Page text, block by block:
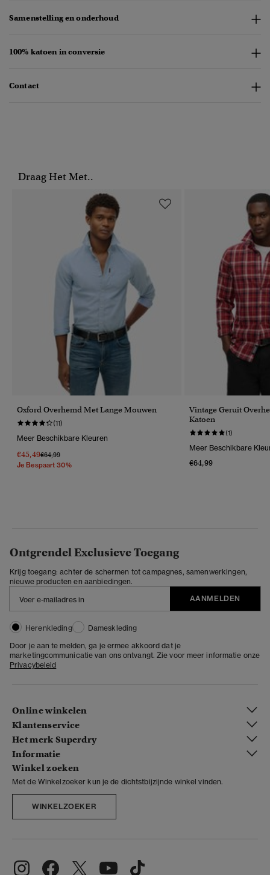
Samenstelling en onderhoud
100% katoen in conversie
Contact
Draag Het Met..
Oxford Overhemd Met Lange Mouwen
(11)
Meer Beschikbare Kleuren
€45,49Prijs Verlaagd Van
€64,99Naar
Je Bespaart 30%
Vintage Geruit
Katoen
(1)
Meer Beschikbare
€64,99
Ontgrendel Exclusieve Toegang
Krijg toegang: achter de schermen tot campagnes, samenwerkingen,
nieuwe producten en aanbiedingen.
AANMELDEN
Herenkleding
Dameskleding
Door je aan te melden, ga je ermee akkoord dat je
marketingcommunicatie van ons ontvangt. Zie voor meer informatie onze
Privacybeleid
Online winkelen
Klantenservice
Het merk Superdry
Informatie
Winkel zoeken
Met de Winkelzoeker kun je de dichtstbijzijnde winkel vinden.
WINKELZOEKER